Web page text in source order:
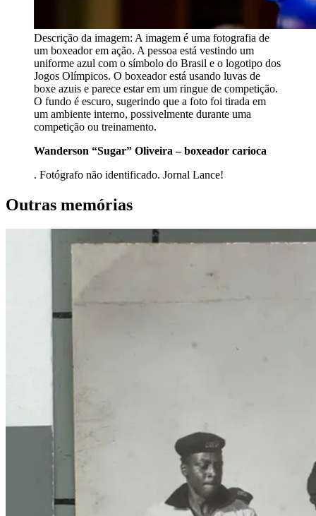
Descrição da imagem: A imagem é uma fotografia de
um boxeador em ação. A pessoa está vestindo um
uniforme azul com o símbolo do Brasil e o logotipo dos
Jogos Olímpicos. O boxeador está usando luvas de
boxe azuis e parece estar em um ringue de competição.
O fundo é escuro, sugerindo que a foto foi tirada em
um ambiente interno, possivelmente durante uma
competição ou treinamento.
Wanderson “Sugar” Oliveira – boxeador carioca
. Fotógrafo não identificado. Jornal Lance!
Outras memórias